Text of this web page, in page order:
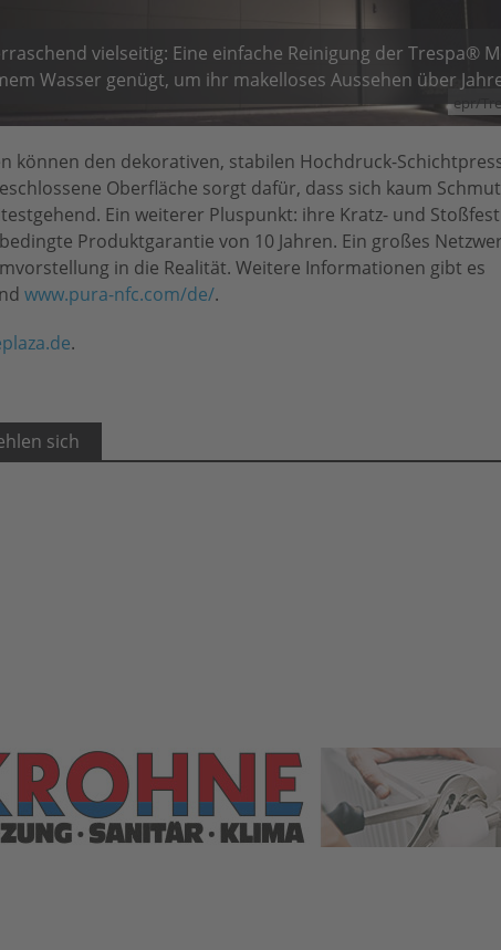
epr/
vielseitig: Eine einfache Reinigung der Trespa®
Wasser genügt, um ihr makelloses Aussehen über
können den dekorativen, stabilen Hochdruck-
Oberfläche sorgt dafür, dass sich kaum
Ein weiterer Pluspunkt: ihre Kratz- und
Produktgarantie von 10 Jahren. Ein großes
in die Realität. Weitere Informationen gibt es
www.pura-nfc.com/de/.
.
sich